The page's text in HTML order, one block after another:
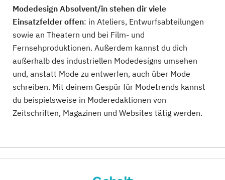
Modedesign Absolvent/in stehen dir viele
Einsatzfelder offen: in Ateliers, Entwurfsabteilungen
sowie an Theatern und bei Film- und
Fernsehproduktionen. Außerdem kannst du dich
außerhalb des industriellen Modedesigns umsehen
und, anstatt Mode zu entwerfen, auch über Mode
schreiben. Mit deinem Gespür für Modetrends kannst
du beispielsweise in Moderedaktionen von
Zeitschriften, Magazinen und Websites tätig werden.